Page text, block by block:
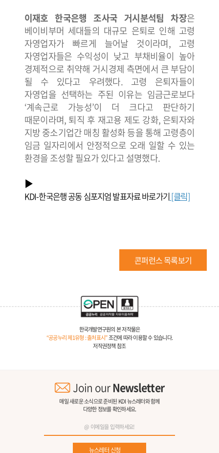
이재호 한국은행 조사국 거시분석팀 차장은
베이비부머 세대들의 대규모 은퇴로 인해 고령
자영업자가 빠르게 늘어날 것이라며, 고령
자영업자들은 수익성이 낮고 부채비율이 높아
경제적으로 취약해 거시경제 측면에서 큰 부담이
될 수 있다고 우려했다. 고령 은퇴자들이
자영업을 선택하는 주된 이유는 임금근로보다
‘계속근로 가능성’이 더 크다고 판단하기
때문이라며, 퇴직 후 재고용 제도 강화, 은퇴자와
지방 중소기업간 매칭 활성화 등을 통해 고령층이
임금 일자리에서 안정적으로 오래 일할 수 있는
환경을 조성할 필요가 있다고 설명했다.
▶
KDI-한국은행 공동 심포지엄 발표자료 바로가기[클릭]
콘퍼런스 목록보기
한국개발연구원의 본 저작물은
“공공누리 제1유형 : 출처표시”조건에 따라 이용할 수 있습니다.
저작권정책 참조
Join ourNewsletter
매일 새로운 소식으로 준비된 KDI 뉴스레터와 함께
다양한 정보를 확인하세요.
뉴스레터 신청